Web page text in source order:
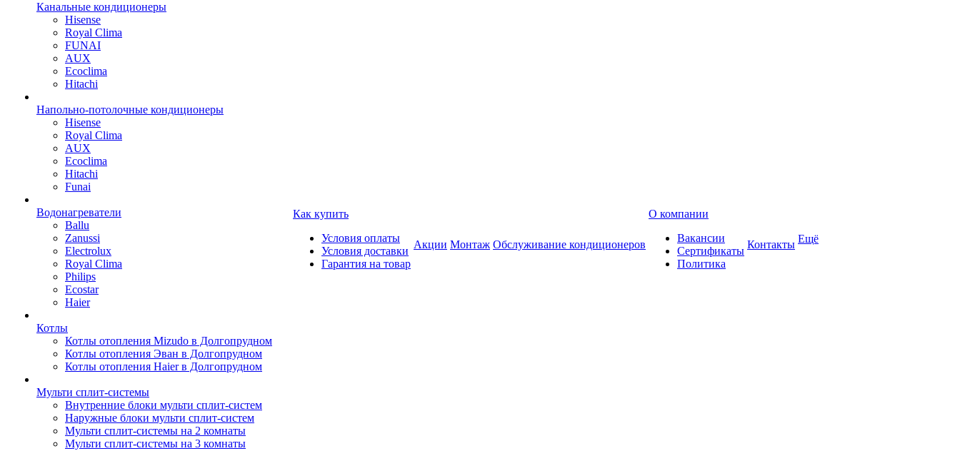
Канальные кондиционеры
Hisense
Royal Clima
FUNAI
AUX
Ecoclima
Hitachi
Напольно-потолочные кондиционеры
Hisense
Royal Clima
AUX
Ecoclima
Hitachi
Funai
Водонагреватели
Ballu
Zanussi
Electrolux
Royal Clima
Philips
Ecostar
Haier
Котлы
Котлы отопления Mizudo в Долгопрудном
Котлы отопления Эван в Долгопрудном
Котлы отопления Haier в Долгопрудном
Мульти сплит-системы
Внутренние блоки мульти сплит-систем
Наружные блоки мульти сплит-систем
Мульти сплит-системы на 2 комнаты
Мульти сплит-системы на 3 комнаты
Как купить
Условия оплаты
Условия доставки
Гарантия на товар
Акции Монтаж Обслуживание кондиционеров
О компании
Вакансии
Сертификаты
Политика
Контакты Ещё